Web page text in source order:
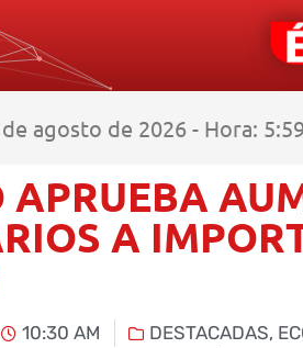
agosto de 2026 - Hora:
APRUEBA
A
10:30 AM DESTACADAS,